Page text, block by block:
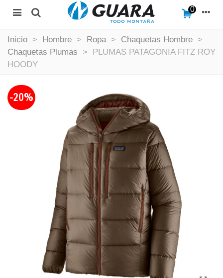
0
Inicio > Hombre > Ropa > Chaquetas Hombre >
Chaquetas Plumas
>
PLUMAS PATAGONIA FITZ ROY
HOODY
-20%